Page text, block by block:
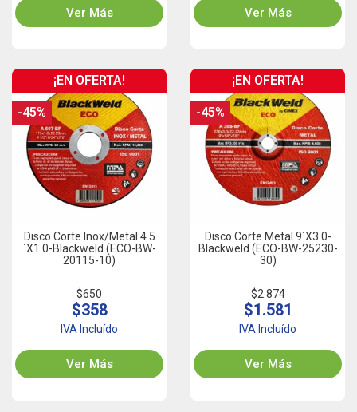
Ver Más Ver Más
Disco Corte Inox/Metal 4.5
´x1.0-Blackweld (ECO-BW-
20115-10)
$650
$358
IVA Incluído
Ver Más
¡EN OFERTA!
-45%
Disco Corte Metal 9´x3.0-
Blackweld (ECO-BW-25230-
30)
$2.874
$1.581
IVA Incluído
Ver Más
¡EN OFERTA!
-45%